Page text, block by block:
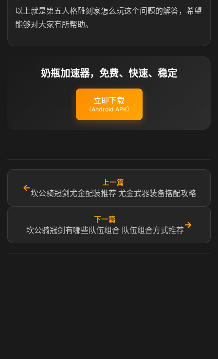
以上就是第五人格雕刻家怎么玩这个问题的解答，希望
能够对大家有所帮助。
奶瓶加速器，免费、快速、稳定
立即下载
（Android APK）
←
上一篇
坎公骑冠剑尤金配装推荐 尤金武器装备搭配攻略
下一篇
坎公骑冠剑有哪些队伍组合 队伍组合方式推荐
→